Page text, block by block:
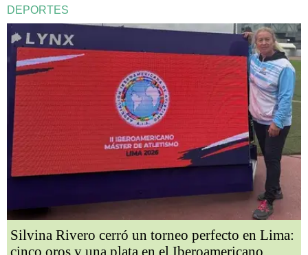
DEPORTES
Silvina Rivero cerró un torneo perfecto en Lima:
cinco oros y una plata en el Iberoamericano